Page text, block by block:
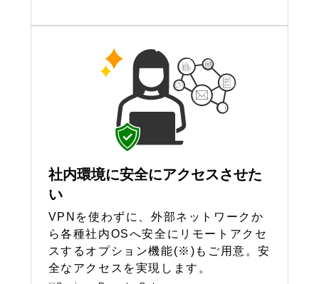
社内環境に安全にアクセスさせた
い
VPNを使わずに、外部ネットワークか
ら各種社内OSへ安全にリモートアクセ
スするオプション機能(※)もご用意。安
全なアクセスを実現します。